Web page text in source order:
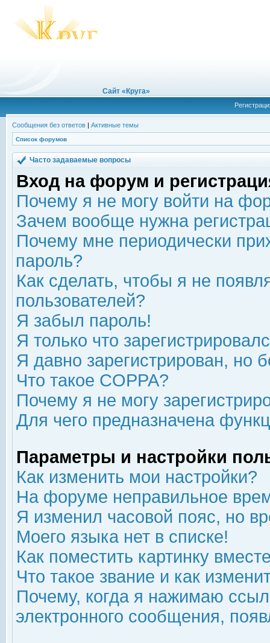
Сайт «Круга»
Сообщения без ответов | Активные темы
Список форумов
Часто задаваемые вопросы
Вход на форум и
Почему я не могу войти на
Зачем вообще нужна
Почему мне периодически
пароль?
Как сделать, чтобы я не
пользователей?
Я забыл пароль!
Я только что
Я давно зарегистрирован, но
Что такое COPPA?
Почему я не могу
Для чего предназначена
Параметры и настройки
Как изменить мои настройки?
На форуме неправильное
Я изменил часовой пояс, но
Моего языка нет в списке!
Как поместить картинку
Что такое звание и как
Почему, когда я нажимаю
электронного сообщения,